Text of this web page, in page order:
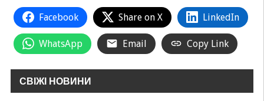
Facebook Share on X LinkedIn
WhatsApp Email Copy Link
СВІЖІ НОВИНИ